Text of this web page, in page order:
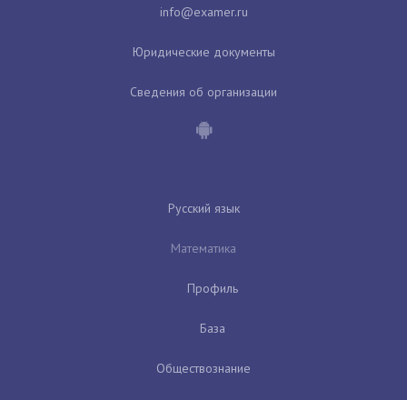
Юридические документы
Сведения об организации
Русский язык
Математика
Профиль
База
Обществознание